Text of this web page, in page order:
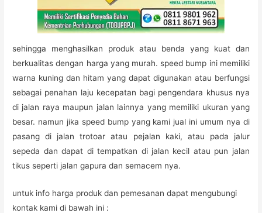
sehingga menghasilkan produk atau benda yang kuat dan
berkualitas dengan harga yang murah. speed bump ini memiliki
warna kuning dan hitam yang dapat digunakan atau berfungsi
sebagai penahan laju kecepatan bagi pengendara khusus nya
di jalan raya maupun jalan lainnya yang memiliki ukuran yang
besar. namun jika speed bump yang kami jual ini umum nya di
pasang di jalan trotoar atau pejalan kaki, atau pada jalur
sepeda dan dapat di tempatkan di jalan kecil atau pun jalan
tikus seperti jalan gapura dan semacem nya.
untuk info harga produk dan pemesanan dapat mengubungi
kontak kami di bawah ini :